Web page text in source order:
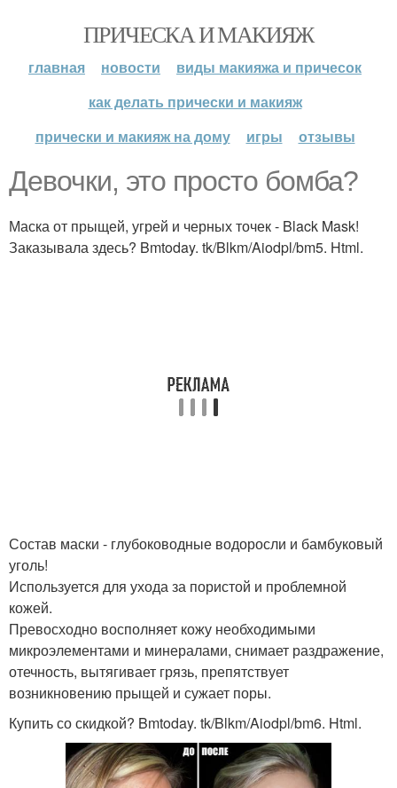
ПРИЧЕСКА И МАКИЯЖ
главная новости
виды макияжа и причесок
как делать прически и макияж
прически и макияж на дому
игры отзывы
Девочки, это просто бомба?
Маска от прыщей, угрей и черных точек - Black Mask!
Заказывала здесь? Bmtoday. tk/Blkm/Aiodpl/bm5. Html.
Состав маски - глубоководные водоросли и бамбуковый
уголь!
Используется для ухода за пористой и проблемной
кожей.
Превосходно восполняет кожу необходимыми
микроэлементами и минералами, снимает раздражение,
отечность, вытягивает грязь, препятствует
возникновению прыщей и сужает поры.
Купить со скидкой? Bmtoday. tk/Blkm/Aiodpl/bm6. Html.